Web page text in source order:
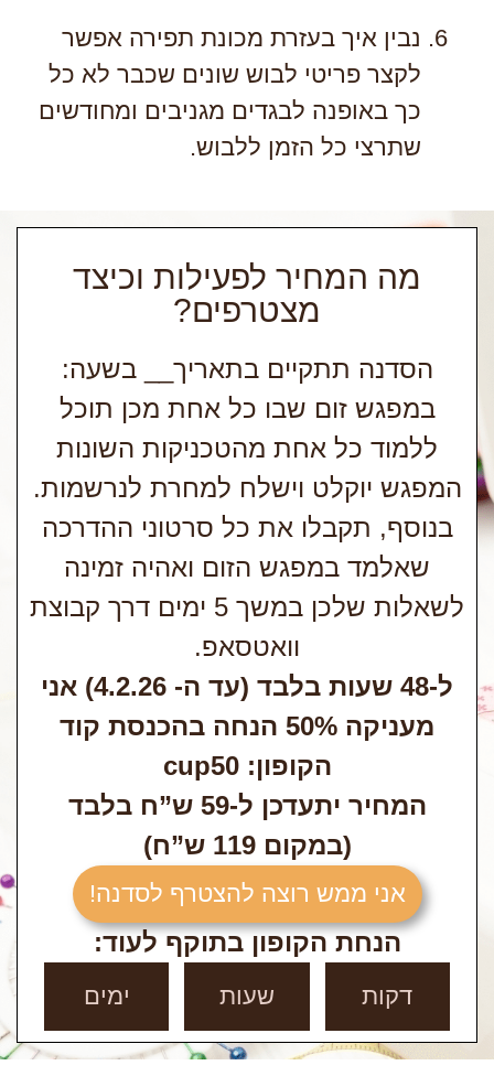
נבין איך בעזרת מכונת תפירה אפשר
לקצר פריטי לבוש שונים שכבר לא כל
כך באופנה לבגדים מגניבים ומחודשים
שתרצי כל הזמן ללבוש.
מה המחיר לפעילות וכיצד
מצטרפים?
הסדנה תתקיים בתאריך__ בשעה:
במפגש זום שבו כל אחת מכן תוכל
ללמוד כל אחת מהטכניקות השונות
המפגש יוקלט וישלח למחרת לנרשמות.
בנוסף, תקבלו את כל סרטוני ההדרכה
שאלמד במפגש הזום ואהיה זמינה
לשאלות שלכן במשך 5 ימים דרך קבוצת
וואטסאפ.
ל-48 שעות בלבד (עד ה- 4.2.26) אני
מעניקה 50% הנחה בהכנסת קוד
הקופון: cup50
המחיר יתעדכן ל-59 ש”ח בלבד
(במקום 119 ש”ח)
אני ממש רוצה להצטרף לסדנה!
הנחת הקופון בתוקף לעוד:
ימים שעות דקות